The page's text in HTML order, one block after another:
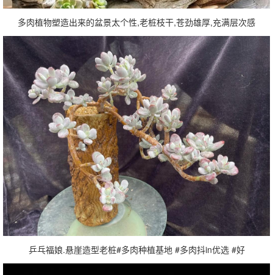
多肉植物塑造出来的盆景太个性,老桩枝干,苍劲雄厚,充满层次感
乒乓福娘.悬崖造型老桩#多肉种植基地 #多肉抖in优选 #好